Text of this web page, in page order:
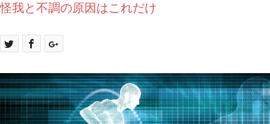
怪我と不調の原因はこれだけ